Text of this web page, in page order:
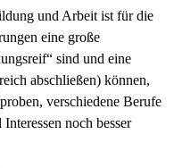
und Arbeit ist für die
eine große
sind und eine
abschließen) können,
verschiedene Berufe
noch besser